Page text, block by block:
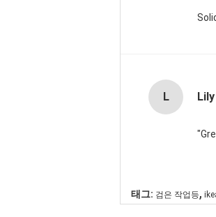
L Lily
태그: 검은 작업등,